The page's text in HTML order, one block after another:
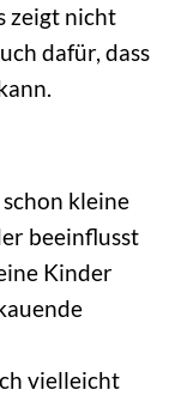
zeigt nicht
dafür, dass
kleine
beeinflusst
Kinder
vielleicht